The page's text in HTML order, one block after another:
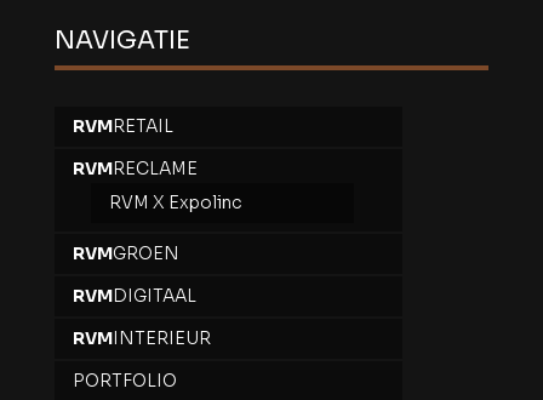
NAVIGATIE
RVMRETAIL
RVMRECLAME
RVM X Expolinc
RVMGROEN
RVMDIGITAAL
RVMINTERIEUR
PORTFOLIO